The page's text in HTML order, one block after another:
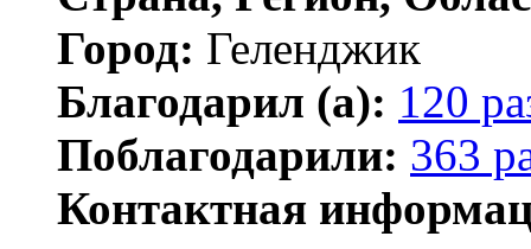
Город: Геленджик
Благодарил (а): 120
Поблагодарили: 363
Контактная